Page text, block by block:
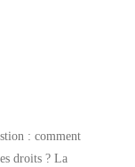
: comment
droits ? La